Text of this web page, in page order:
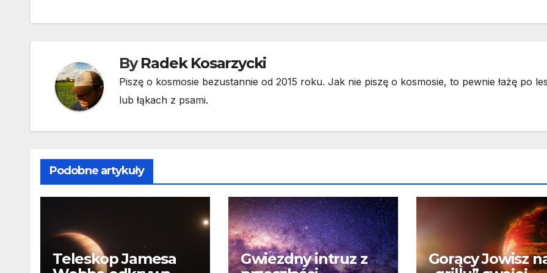
ByRadek Kosarzycki
Piszę o kosmosie bezustannie od 2015 roku. Jak nie piszę o kosmosie, to pewnie łażę po
lub łąkach z psami.
Podobne artykuły
Teleskop Jamesa
Gwiezdny intruz z
Gorący Jowisz